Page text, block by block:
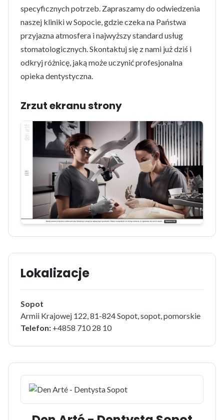
specyficznych potrzeb. Zapraszamy do odwiedzenia
naszej kliniki w Sopocie, gdzie czeka na Państwa
przyjazna atmosfera i najwyższy standard usług
stomatologicznych. Skontaktuj się z nami już dziś i
odkryj różnicę, jaką może uczynić profesjonalna
opieka dentystyczna.
Zrzut ekranu strony
Lokalizacje
Sopot
Armii Krajowej 122, 81-824 Sopot, sopot, pomorskie
Telefon: +4858 710 28 10